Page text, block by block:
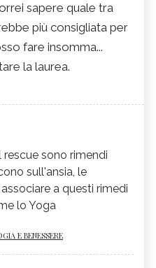
sapere quale tra
più consigliata per
fare insomma...
la laurea.
sono rimendi
sull'ansia, le
a questi rimedi
lo Yoga
E BENESSERE